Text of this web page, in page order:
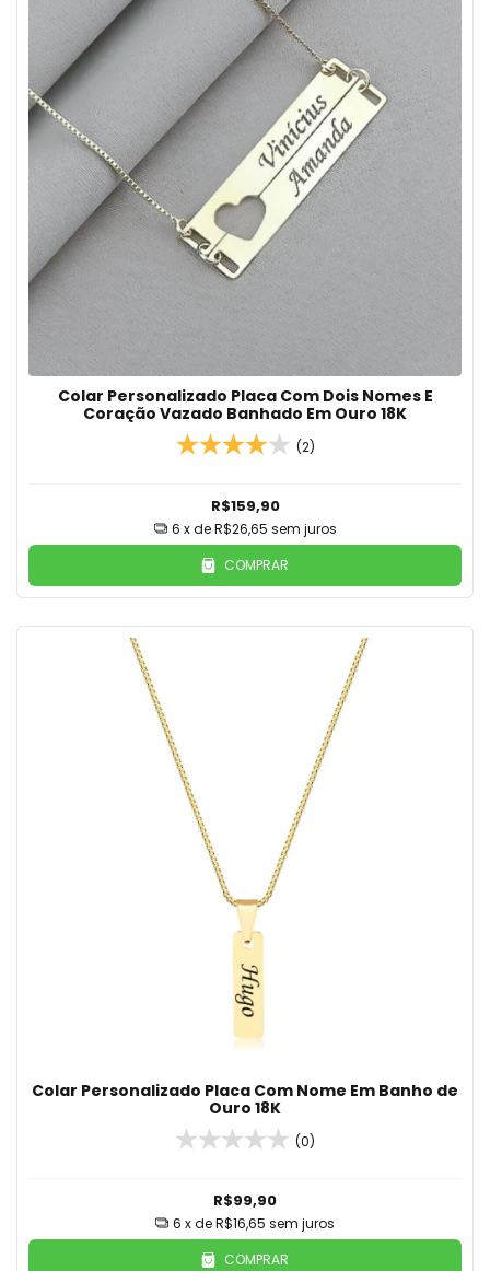
Colar Personalizado Placa Com Dois Nomes E
Coração Vazado Banhado Em Ouro 18K
(2)
R$159,90
6 x deR$26,65 sem juros
COMPRAR
Colar Personalizado Placa Com Nome Em Banho de
Ouro 18K
(0)
R$99,90
6 x deR$16,65 sem juros
COMPRAR